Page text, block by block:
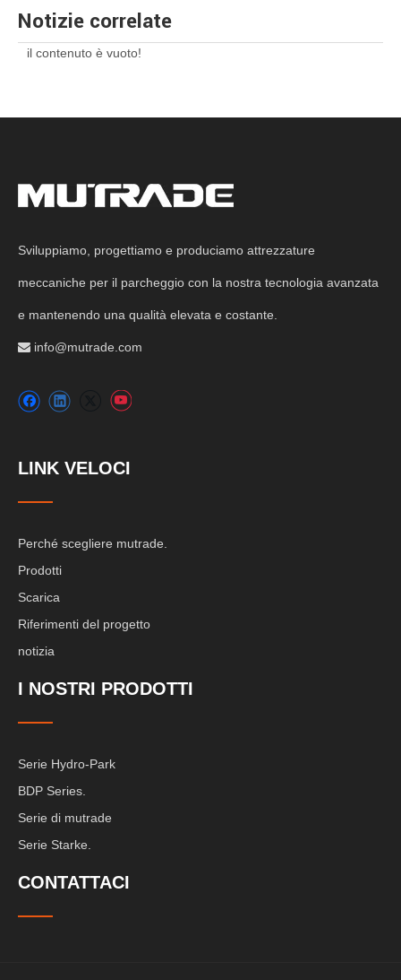
Notizie correlate
il contenuto è vuoto!
Sviluppiamo, progettiamo e produciamo attrezzature
meccaniche per il parcheggio con la nostra tecnologia avanzata
e mantenendo una qualità elevata e costante.
 info@mutrade.com
LINK VELOCI
Perché scegliere mutrade.
Prodotti
Scarica
Riferimenti del progetto
notizia
I NOSTRI PRODOTTI
Serie Hydro-Park
BDP Series.
Serie di mutrade
Serie Starke.
CONTATTACI